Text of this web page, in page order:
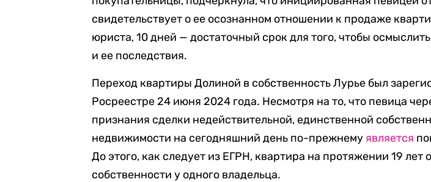
свидетельствует о ее осознанном отношении к продаже
юриста, 10 дней — достаточный срок для того, чтобы
и ее последствия.
Переход квартиры Долиной в собственность Лурье был
Росреестре 24 июня 2024 года. Несмотря на то, что певица
признания сделки недействительной, единственной
недвижимости на сегодняшний день по-прежнему является
До этого, как следует из ЕГРН, квартира на протяжении 19 лет
собственности у одного владельца.